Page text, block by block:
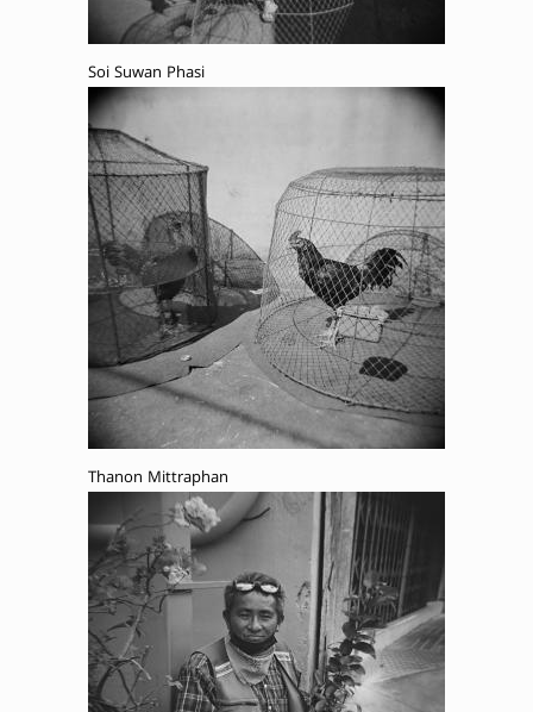
Soi Suwan Phasi
Thanon Mittraphan